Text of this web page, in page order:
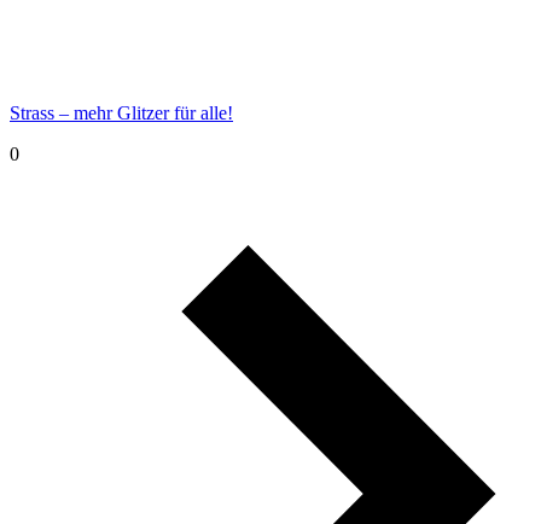
Strass – mehr Glitzer für alle!
0